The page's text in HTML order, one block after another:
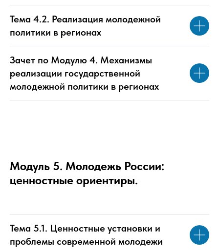
Тема 4.2. Реализация молодежной
политики в регионах
Зачет по Модулю 4. Механизмы
реализации государственной
молодежной политики в регионах
Модуль 5. Молодежь России:
ценностные ориентиры.
Тема 5.1. Ценностные установки и
проблемы современной молодежи